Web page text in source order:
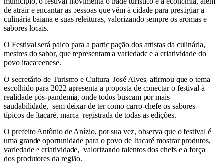
de atrair e encantar as pessoas que vêm à cidade para prestigiar a
culinária baiana e suas releituras, valorizando sempre os aromas e
sabores locais.
O Festival será palco para a participação dos artistas da culinária,
mestres do sabor, que representam a variedade e a criatividade do
povo itacareenese.
O secretário de Turismo e Cultura, José Alves, afirmou que o tema
escolhido para 2022 apresenta a proposta de conectar o festival à
realidade pós-pandemia, onde todos buscam por mais
saudabilidade, sem deixar de ter como carro-chefe os sabores
típicos de Itacaré, marca registrada de todas as edições.
O prefeito Antônio de Anízio, por sua vez, observa que o festival é
uma grande oportunidade para o povo de Itacaré mostrar produtos,
variedade e criatividade, valorizando talentos dos chefs e a força
dos produtores da região.